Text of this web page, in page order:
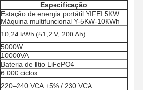
Especificação
Estação de energia portátil YIFEI 5KW
Máquina multifuncional Y-5KW-10KWh
10,24 kWh (51,2 V, 200 Ah)
5000W
10000VA
Bateria de lítio LiFePO4
6.000 ciclos
220–240 VCA ±5% / 230 VCA